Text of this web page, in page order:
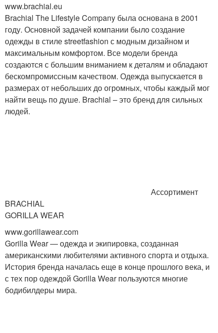
www.brachial.eu
Brachial The Lifestyle Company была основана в 2001
году. Основной задачей компании было создание
одежды в стиле streetfashion с модным дизайном и
максимальным комфортом. Все модели бренда
создаются с большим вниманием к деталям и обладают
бескомпромиссным качеством. Одежда выпускается в
размерах от небольших до огромных, чтобы каждый мог
найти вещь по душе. Brachial – это бренд для сильных
людей.
Ассортимент
BRACHIAL
GORILLA WEAR
www.gorillawear.com
Gorilla Wear — одежда и экипировка, созданная
американскими любителями активного спорта и отдыха.
История бренда началась еще в конце прошлого века, и
с тех пор одеждой Gorilla Wear пользуются многие
бодибилдеры мира.